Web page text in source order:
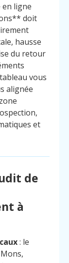
ligne
doit
hausse
du retour
vous
alignée
et
de
à
: le